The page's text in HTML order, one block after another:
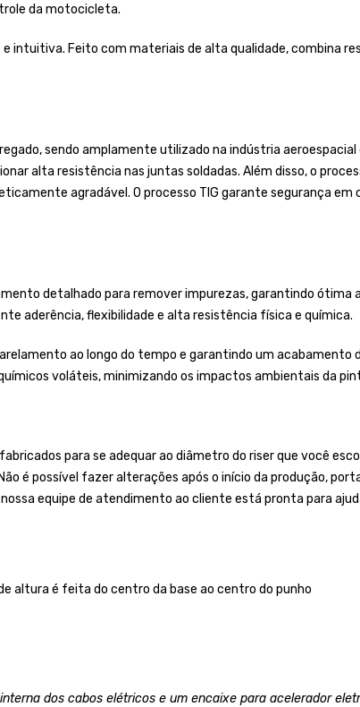
da motocicleta.
intuitiva. Feito com materiais de alta qualidade, combina
sendo amplamente utilizado na indústria
alta resistência nas juntas soldadas. Além disso, o
agradável. O processo TIG garante segurança em
detalhado para remover impurezas, garantindo
aderência, flexibilidade e alta resistência física e química.
ao longo do tempo e garantindo um acabamento
voláteis, minimizando os impactos ambientais da
para se adequar ao diâmetro do riser que você
é possível fazer alterações após o início da produção,
equipe de atendimento ao cliente está pronta para
altura é feita do centro da base ao centro do punho
dos cabos elétricos e um encaixe para acelerador